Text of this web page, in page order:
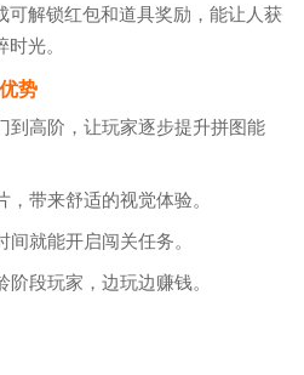
可解锁红包和道具奖励，能让人获
光。
势
到高阶，让玩家逐步提升拼图能
带来舒适的视觉体验。
就能开启闯关任务。
段玩家，边玩边赚钱。